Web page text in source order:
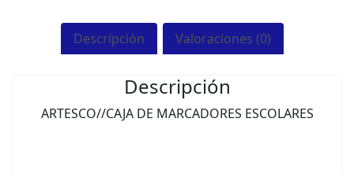
COLOR
45
BX144
7750082082816
Descripción Valoraciones (0)
Descripción
ARTESCO//CAJA DE MARCADORES ESCOLARES